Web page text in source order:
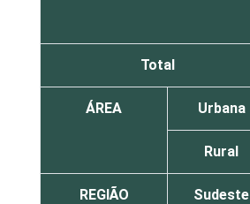
Total
ÁREA Urbana
Rural
REGIÃO Sudeste